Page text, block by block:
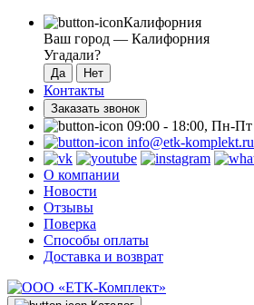
Калифорния
Ваш город — Калифорния
Угадали?
Контакты
Заказать звонок
09:00 - 18:00, Пн-Пт
info@etk-komplekt.ru
О компании
Новости
Отзывы
Поверка
Способы оплаты
Доставка и возврат